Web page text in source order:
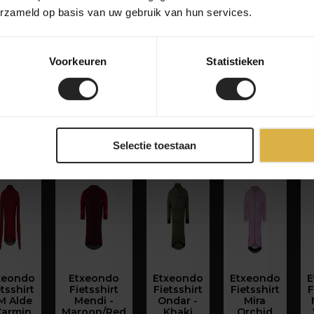
op basis van uw gebruik van hun services.
Voorkeuren Statistieken
Selectie toestaan
Alde
Etxeondo
Fietsshirt
Mendi -
Etxeondo
Fietsshirt
Ondar -
Etxeondo
Fietsshirt
Mira